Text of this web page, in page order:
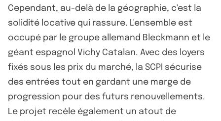
Cependant, au-delà de la géographie, c'est la
solidité locative qui rassure. L'ensemble est
occupé par le groupe allemand Bleckmann et le
géant espagnol Vichy Catalan. Avec des loyers
fixés sous les prix du marché, la SCPI sécurise
des entrées tout en gardant une marge de
progression pour des futurs renouvellements.
Le projet recèle également un atout de